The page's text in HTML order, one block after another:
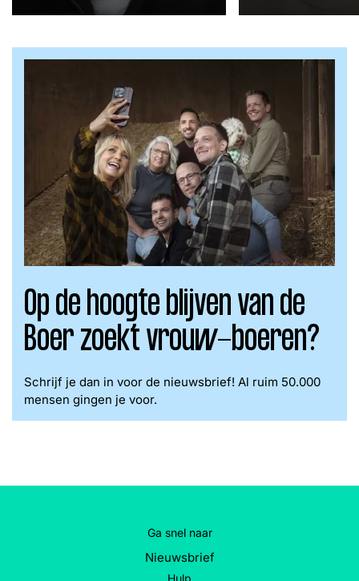
Op de hoogte blijven van de
Boer zoekt vrouw-boeren?
Schrijf je dan in voor de nieuwsbrief! Al ruim 50.000
mensen gingen je voor.
Ga snel naar
Nieuwsbrief
Hulp